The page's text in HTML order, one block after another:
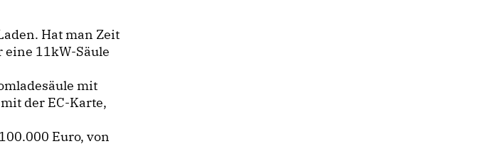
Hat man Zeit
11kW-Säule
mit
der EC-Karte,
Euro, von